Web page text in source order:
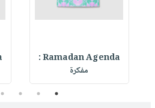
Ramadan Agenda :
مفكرة
1
2
3
4